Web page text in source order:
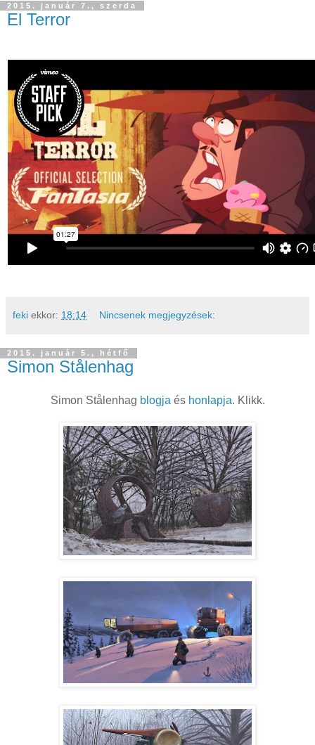
2015. január 7., szerda
El Terror
feki ekkor: 18:14 Nincsenek megjegyzések:
2015. január 5., hétfő
Simon Stålenhag
Simon Stålenhag blogja és honlapja. Klikk.